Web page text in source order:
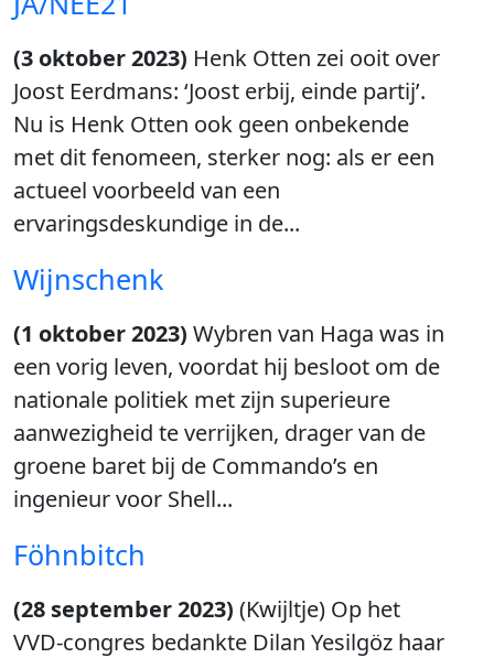
(3 oktober 2023) Henk Otten zei ooit over
Joost Eerdmans: ‘Joost erbij, einde partij’.
Nu is Henk Otten ook geen onbekende
met dit fenomeen, sterker nog: als er een
actueel voorbeeld van een
ervaringsdeskundige in de...
Wijnschenk
(1 oktober 2023) Wybren van Haga was in
een vorig leven, voordat hij besloot om de
nationale politiek met zijn superieure
aanwezigheid te verrijken, drager van de
groene baret bij de Commando’s en
ingenieur voor Shell...
Föhnbitch
(28 september 2023) (Kwijltje) Op het
VVD-congres bedankte Dilan Yesilgöz haar